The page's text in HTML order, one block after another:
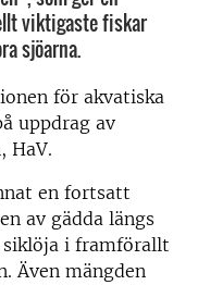
viktigaste fiskar
sjöarna.
för akvatiska
uppdrag av
HaV.
en fortsatt
av gädda längs
siklöja i framförallt
Även mängden